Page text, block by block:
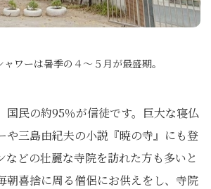
ワーは暑季の４～５月が最盛期。
国民の約95％が信徒です。巨大な寝仏
や三島由紀夫の小説『暁の寺』にも登
などの壮麗な寺院を訪れた方も多いと
朝喜捨に周る僧侶にお供えをし、寺院